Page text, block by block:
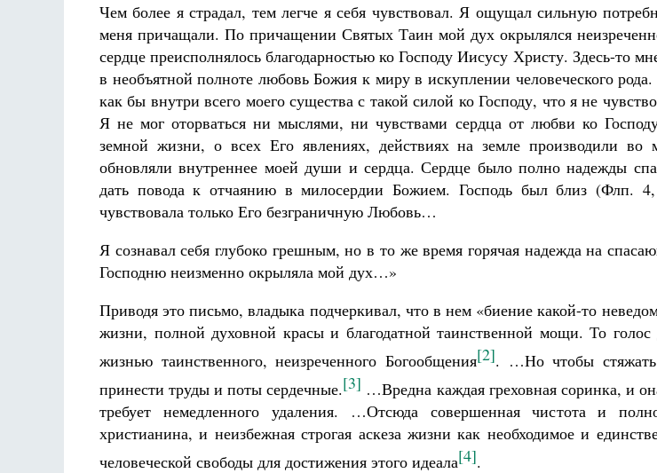
Чем более я страдал, тем легче я себя чувствовал. Я ощущал сильную
меня причащали. По причащении Святых Таин мой дух окрылялся
сердце преисполнялось благодарностью ко Господу Иисусу Христу. Здесь-то
в необъятной полноте любовь Божия к миру в искуплении человеческого
как бы внутри всего моего существа с такой силой ко Господу, что я не
Я не мог оторваться ни мыслями, ни чувствами сердца от любви ко
земной жизни, о всех Его явлениях, действиях на земле производили во
обновляли внутреннее моей души и сердца. Сердце было полно надежды
дать повода к отчаянию в милосердии Божием. Господь был близ
чувствовала только Его безграничную Любовь…
Я сознавал себя глубоко грешным, но в то же время горячая надежда на
Господню неизменно окрыляла мой дух…»
Приводя это письмо, владыка подчеркивал, что в нем «биение какой-то
жизни, полной духовной красы и благодатной таинственной мощи. То
жизнью таинственного, неизреченного Богообщения[2]. …Но чтобы
принести труды и поты сердечные.[3] …Вредна каждая греховная соринка, и
требует немедленного удаления. …Отсюда совершенная чистота и
христианина, и неизбежная строгая аскеза жизни как необходимое и
человеческой свободы для достижения этого идеала[4].